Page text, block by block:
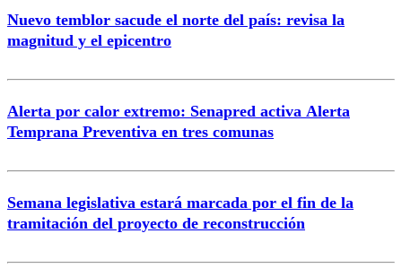
Nuevo temblor sacude el norte del país: revisa la
magnitud y el epicentro
Alerta por calor extremo: Senapred activa Alerta
Temprana Preventiva en tres comunas
Semana legislativa estará marcada por el fin de la
tramitación del proyecto de reconstrucción